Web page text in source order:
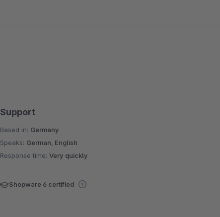
Support
Based in: Germany
Speaks: German, English
Response time:Very quickly
Shopware 6 certified